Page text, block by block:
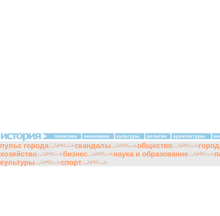
политики экономики культуры религии архитектуры
пульс города скандалы общество
хозяйство
бизнес наука и образование
культуры
спорт